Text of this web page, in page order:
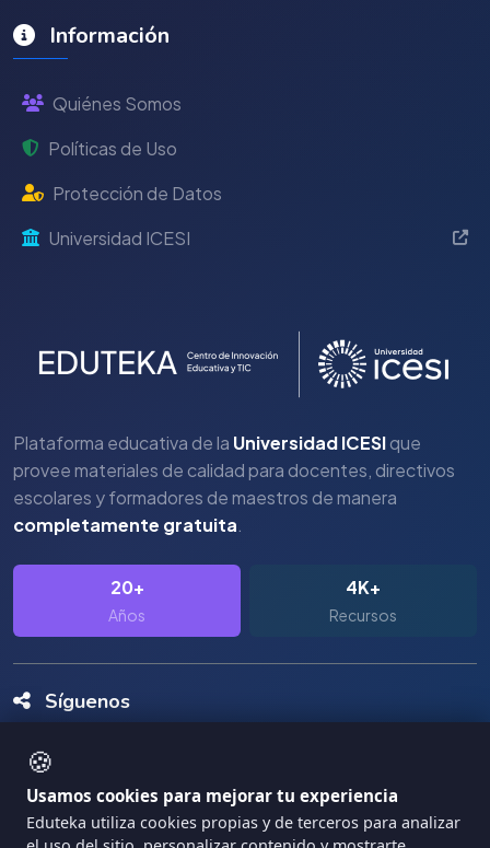
🍪
Usamos cookies para mejorar tu experiencia
Eduteka utiliza cookies propias y de terceros para analizar
Información
Quiénes Somos
Políticas de Uso
Protección de Datos
Universidad ICESI
Plataforma educativa de la Universidad ICESIque
provee materiales de calidad para docentes, directivos
escolares y formadores de maestros de manera
completamente gratuita.
20+
Años
4K+
Recursos
Síguenos